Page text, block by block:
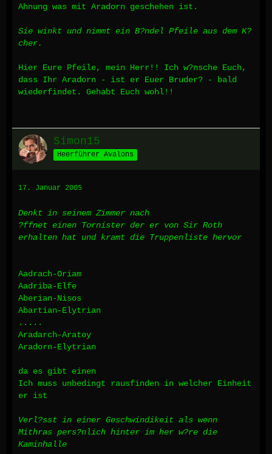
Ahnung was mit Aradorn geschehen ist.
Sie winkt und nimmt ein B?ndel Pfeile aus dem K?
cher.
Hier Eure Pfeile, mein Herr!! Ich w?nsche Euch,
dass Ihr Aradorn - ist er Euer Bruder? - bald
wiederfindet. Gehabt Euch wohl!!
Simon15
Heerführer Avalons
17. Januar 2005
Denkt in seinem Zimmer nach
?ffnet einen Tornister der er von Sir Roth
erhalten hat und kramt die Truppenliste hervor
Aadrach-Oriam
Aadriba-Elfe
Aberian-Nisos
Abartian-Elytrian
.....
Aradarch-Aratoy
Aradorn-Elytrian
da es gibt einen
Ich muss unbedingt rausfinden in welcher Einheit
er ist
Verl?sst in einer Geschwindikeit als wenn
Mithras pers?nlich hinter im her w?re die
Kaminhalle